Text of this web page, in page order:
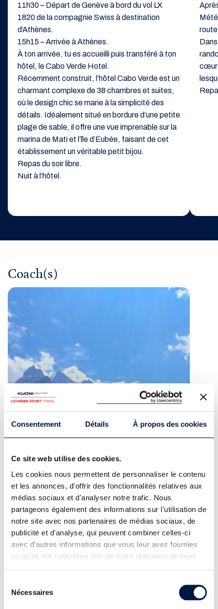
Consentement Détails À propos des cookies
Ce site web utilise des cookies.
Les cookies nous permettent de personnaliser le contenu
et les annonces, d'offrir des fonctionnalités relatives aux
médias sociaux et d'analyser notre trafic. Nous
partageons également des informations sur l'utilisation de
notre site avec nos partenaires de médias sociaux, de
publicité et d'analyse, qui peuvent combiner celles-ci
avec d'autres informations que vous leur avez fournies
ou qu'ils ont collectées lors de votre utilisation de leurs
Nécessaires
11h30 – Départ de Genève à bord du vol LX
1820 de la compagnie Swiss à destination
d’Athènes.
15h15 – Arrivée à Athènes.
À ton arrivée, tu es accueilli puis transféré à ton
hôtel, le Cabo Verde Hotel.
Récemment construit, l’hôtel Cabo Verde est un
charmant complexe de 38 chambres et suites,
où le design chic se marie à la simplicité des
détails. Idéalement situé en bordure d’une petite
plage de sable, il offre une vue imprenable sur la
marina de Mati et l’île d’Eubée, faisant de cet
établissement un véritable petit bijou.
Repas du soir libre.
Nuit à l’hôtel.
cœur
Coach(s)